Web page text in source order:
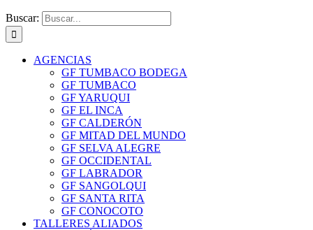
Buscar:
AGENCIAS
GF TUMBACO BODEGA
GF TUMBACO
GF YARUQUI
GF EL INCA
GF CALDERÓN
GF MITAD DEL MUNDO
GF SELVA ALEGRE
GF OCCIDENTAL
GF LABRADOR
GF SANGOLQUI
GF SANTA RITA
GF CONOCOTO
TALLERES ALIADOS